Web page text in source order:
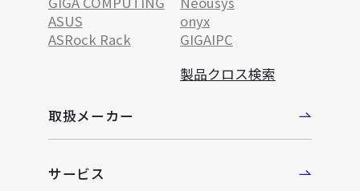
ASUS
onyx
ASRock Rack
GIGAIPC
製品クロス検索
取扱メーカー
サービス